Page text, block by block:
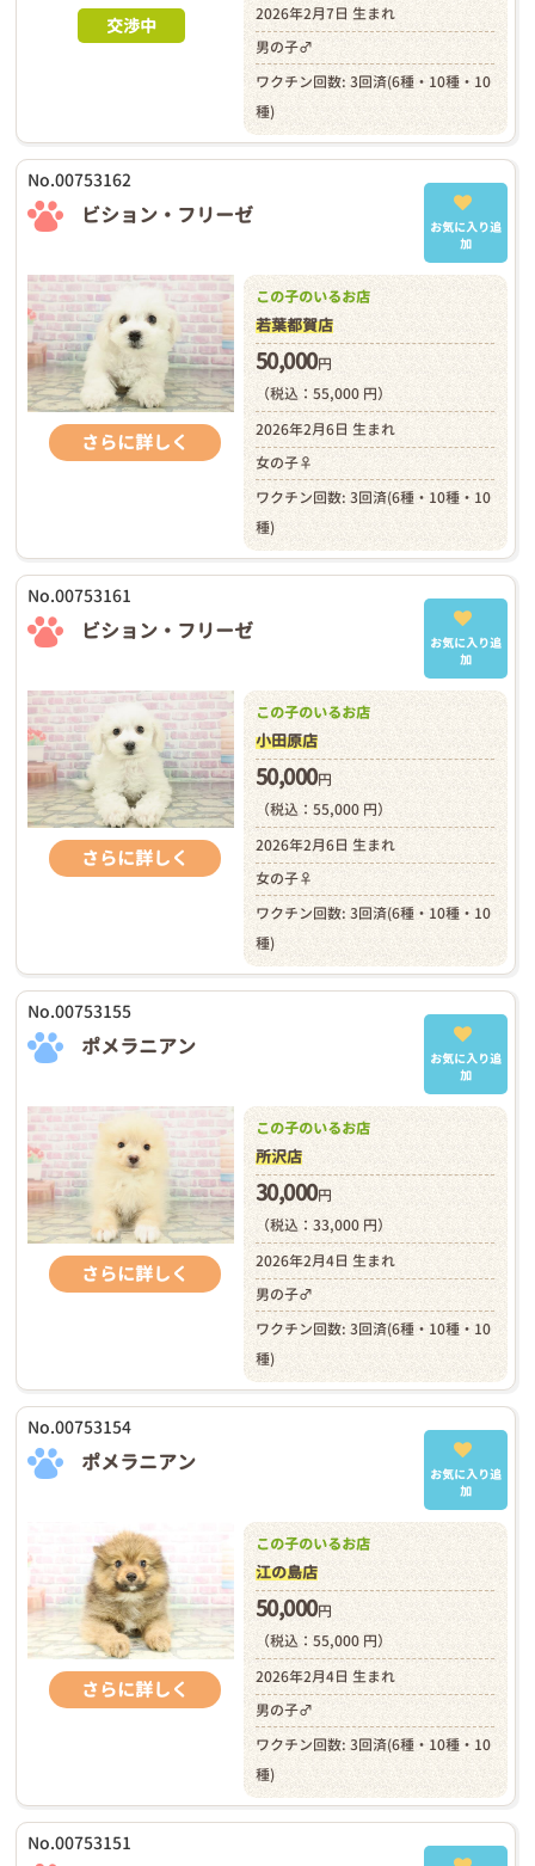
交渉中
2026年2月7日 生まれ
男の子♂
ワクチン回数: 3回済(6種・10種・10
種)
No.00753162
ビション・フリーゼ
お気に入り追
加
さらに詳しく
この子のいるお店
若葉都賀店
50,000円
（税込：55,000 円）
2026年2月6日 生まれ
女の子♀
ワクチン回数: 3回済(6種・10種・10
種)
No.00753161
ビション・フリーゼ
お気に入り追
加
さらに詳しく
この子のいるお店
小田原店
50,000円
（税込：55,000 円）
2026年2月6日 生まれ
女の子♀
ワクチン回数: 3回済(6種・10種・10
種)
No.00753155
ポメラニアン
お気に入り追
加
さらに詳しく
この子のいるお店
所沢店
30,000円
（税込：33,000 円）
2026年2月4日 生まれ
男の子♂
ワクチン回数: 3回済(6種・10種・10
種)
No.00753154
ポメラニアン
お気に入り追
加
さらに詳しく
この子のいるお店
江の島店
50,000円
（税込：55,000 円）
2026年2月4日 生まれ
男の子♂
ワクチン回数: 3回済(6種・10種・10
種)
No.00753151